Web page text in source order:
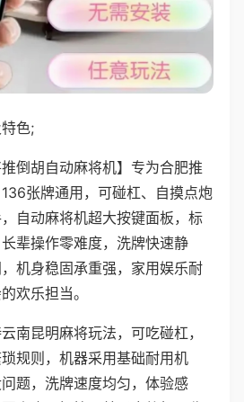
色;
推倒胡自动麻将机】专为合肥推
张牌通用，可碰杠、自摸点炮
自动麻将机超大按键面板，标
辈操作零难度，洗牌快速静
机身稳固承重强，家用娱乐耐
欢乐担当。
南昆明麻将玩法，可吃碰杠，
规则，机器采用基础耐用机
题，洗牌速度均匀，体验感